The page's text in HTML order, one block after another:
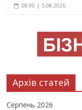
08:00 | 5.08.2026
Архів статей
Серпень 2026